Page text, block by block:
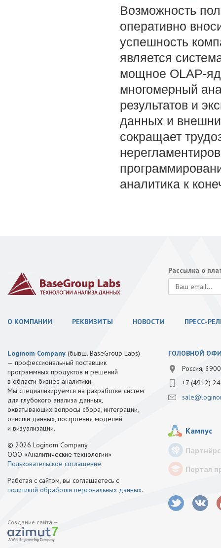
Возможность
оперативно
успешность
является
мощное OLAP-
многомерный
результатов и
данных и
сокращает
аналитика к
Рассылка о
О КОМПАНИИ РЕКВИЗИТЫ НОВОСТИ ПРЕСС-
Loginom Company (бывш. BaseGroup Labs)
— профессиональный поставщик
программных продуктов и решений
в области бизнес-аналитики.
Мы специализируемся на разработке систем
для глубокого анализа данных,
охватывающих вопросы сбора, интеграции,
очистки данных, построения моделей
и визуализации.
© 2026 Loginom Company
ООО «Аналитические технологии»
Пользовательское соглашение.
Работая с сайтом, вы соглашаетесь с
политикой обработки персональных данных.
Создание сайта —
ГОЛОВНОЙ
Россия,
+7 (4912)
Кампус
Портал